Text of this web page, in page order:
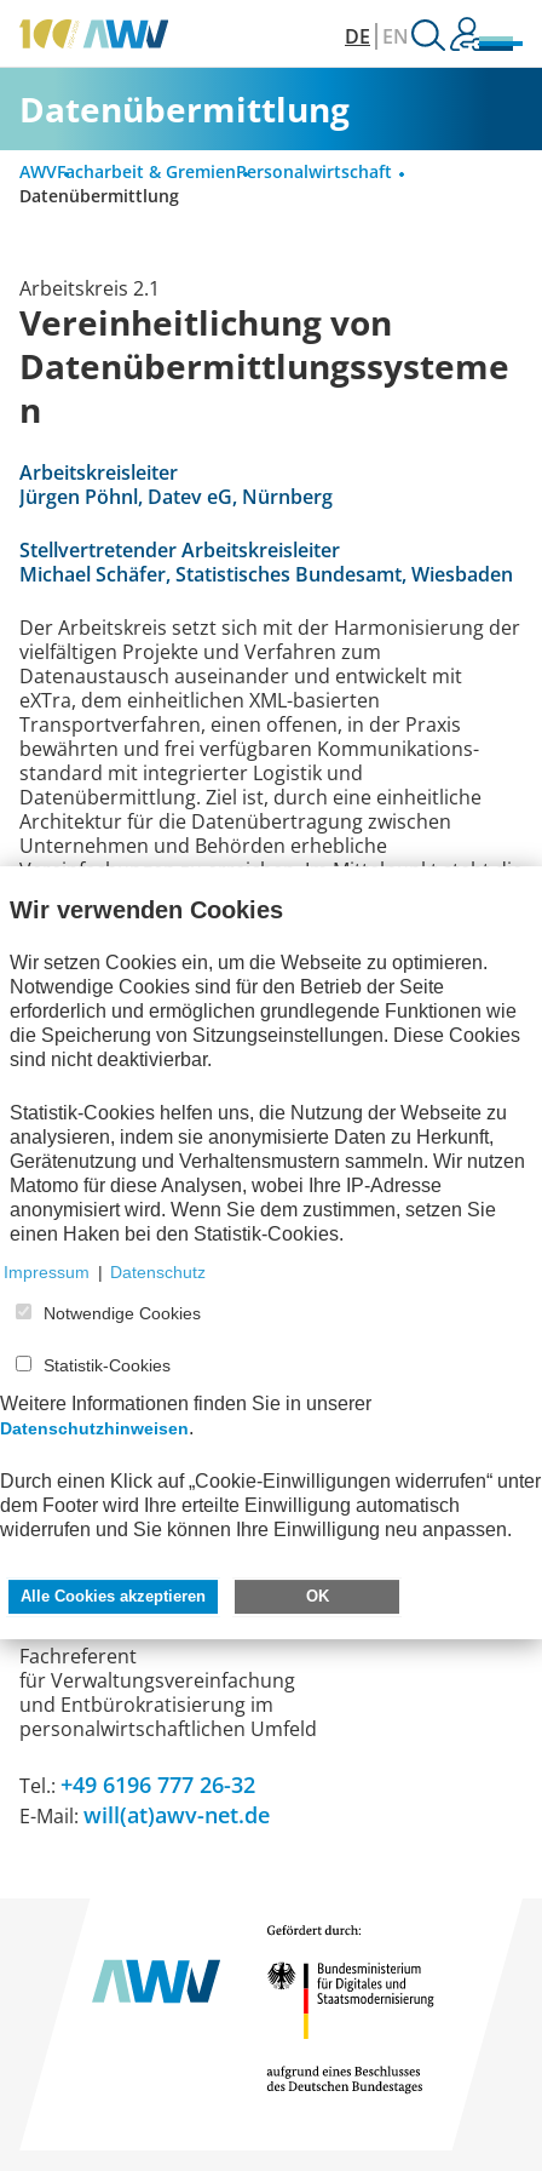
DE EN
Datenübermittlung
AWVFacharbeit & GremienPersonalwirtschaft
Datenübermittlung
Arbeitskreis 2.1
Vereinheitlichung von
Datenübermittlungssysteme
n
Arbeitskreisleiter
Jürgen Pöhnl, Datev eG, Nürnberg
Stellvertretender Arbeitskreisleiter
Michael Schäfer, Statistisches Bundesamt, Wiesbaden
Der Arbeitskreis setzt sich mit der Harmonisierung der
vielfältigen Projekte und Verfahren zum
Datenaustausch auseinander und entwickelt mit
eXTra, dem einheitlichen XML-basierten
Transportverfahren, einen offenen, in der Praxis
bewährten und frei verfügbaren Kommunikations-
standard mit integrierter Logistik und
Datenübermittlung. Ziel ist, durch eine einheitliche
Architektur für die Datenübertragung zwischen
Unternehmen und Behörden erhebliche
Vereinfachungen zu erreichen. Im Mittelpunkt steht die
Pflege der Dokumentation des
Kommunikationsstandards sowie die optionale
Die unterstützten Verfahren in der Sozialversicherung
sind zudem in den Gemeinsamen Grundsätzen
Technik nach § 95 SGB IV hinterlegt.
Weitere Informationen über den eXTra-
Standard
Fachreferent
für Ver­waltungs­verein­fachung
und Entbürokrati­sierung im
personal­wirtschaft­lichen Umfeld
Tel.: +49 6196 777 26-32
E-Mail: will(at)awv-net.de
Wir verwenden Cookies
Wir setzen Cookies ein, um die Webseite zu optimieren.
Notwendige Cookies sind für den Betrieb der Seite
erforderlich und ermöglichen grundlegende Funktionen wie
die Speicherung von Sitzungseinstellungen. Diese Cookies
sind nicht deaktivierbar.
Statistik-Cookies helfen uns, die Nutzung der Webseite zu
analysieren, indem sie anonymisierte Daten zu Herkunft,
Gerätenutzung und Verhaltensmustern sammeln. Wir nutzen
Matomo für diese Analysen, wobei Ihre IP-Adresse
anonymisiert wird. Wenn Sie dem zustimmen, setzen Sie
einen Haken bei den Statistik-Cookies.
Impressum | Datenschutz
Notwendige Cookies
Statistik-Cookies
Weitere Informationen finden Sie in unserer
Datenschutzhinweisen.
Durch einen Klick auf „Cookie-Einwilligungen widerrufen“ unter
dem Footer wird Ihre erteilte Einwilligung automatisch
widerrufen und Sie können Ihre Einwilligung neu anpassen.
Alle Cookies akzeptieren OK